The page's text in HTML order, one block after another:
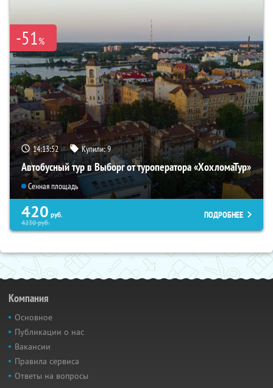
-51%
14:13:51 Купили:9
Автобусный тур в Выборг от туроператора «ХохломаТур»
Сенная площадь
420 руб.
4230руб.
ПОДРОБНЕЕ
Компания
Основное
Публикации о нас
Вакансии
Правила сервиса
Ответы на вопросы